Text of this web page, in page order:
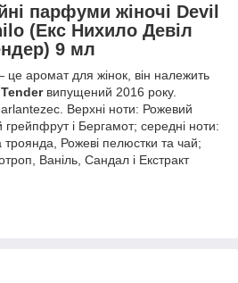
парфуми жіночі Devil
(Екс Нихило Девіл
9 мл
це аромат для жінок, він належить
випущений 2016 року.
Верхні ноти: Рожевий
і Бергамот; середні ноти:
Рожеві пелюстки та чай;
Ваніль, Сандал і Екстракт